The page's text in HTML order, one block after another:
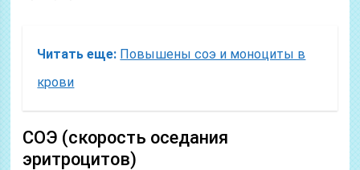
Читать еще: Повышены соэ и моноциты в
крови
СОЭ (скорость оседания
эритроцитов)